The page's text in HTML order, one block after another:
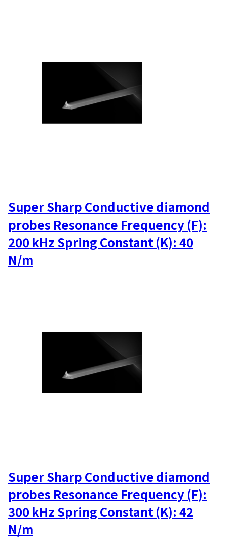
Super Sharp Conductive diamond
probes Resonance Frequency (F):
200 kHz Spring Constant (K): 40
N/m
Super Sharp Conductive diamond
probes Resonance Frequency (F):
300 kHz Spring Constant (K): 42
N/m